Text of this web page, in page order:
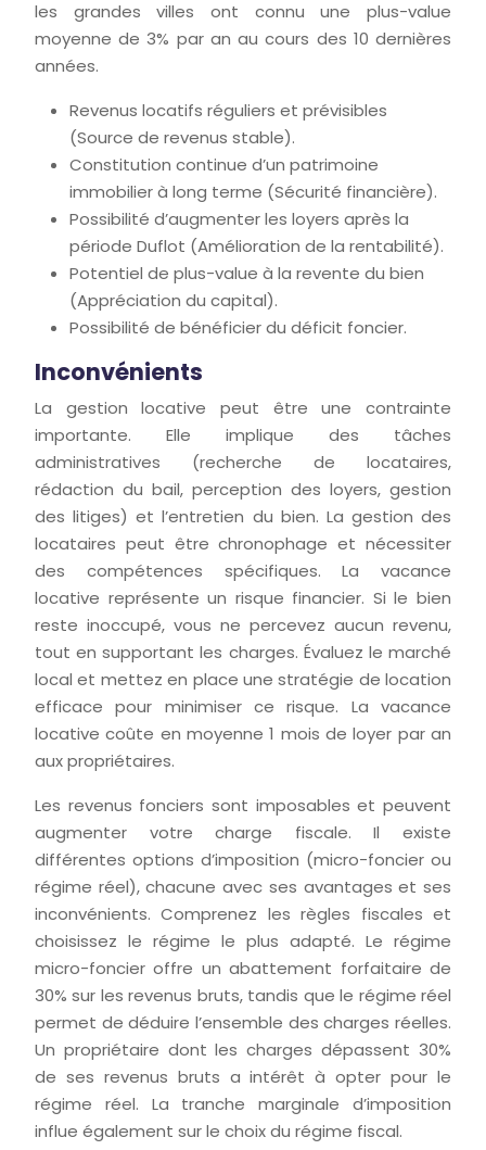
les grandes villes ont connu une plus-value
moyenne de 3% par an au cours des 10 dernières
années.
Revenus locatifs réguliers et prévisibles
(Source de revenus stable).
Constitution continue d’un patrimoine
immobilier à long terme (Sécurité financière).
Possibilité d’augmenter les loyers après la
période Duflot (Amélioration de la rentabilité).
Potentiel de plus-value à la revente du bien
(Appréciation du capital).
Possibilité de bénéficier du déficit foncier.
Inconvénients
La gestion locative peut être une contrainte
importante. Elle implique des tâches
administratives (recherche de locataires,
rédaction du bail, perception des loyers, gestion
des litiges) et l’entretien du bien. La gestion des
locataires peut être chronophage et nécessiter
des compétences spécifiques. La vacance
locative représente un risque financier. Si le bien
reste inoccupé, vous ne percevez aucun revenu,
tout en supportant les charges. Évaluez le marché
local et mettez en place une stratégie de location
efficace pour minimiser ce risque. La vacance
locative coûte en moyenne 1 mois de loyer par an
aux propriétaires.
Les revenus fonciers sont imposables et peuvent
augmenter votre charge fiscale. Il existe
différentes options d’imposition (micro-foncier ou
régime réel), chacune avec ses avantages et ses
inconvénients. Comprenez les règles fiscales et
choisissez le régime le plus adapté. Le régime
micro-foncier offre un abattement forfaitaire de
30% sur les revenus bruts, tandis que le régime réel
permet de déduire l’ensemble des charges réelles.
Un propriétaire dont les charges dépassent 30%
de ses revenus bruts a intérêt à opter pour le
régime réel. La tranche marginale d’imposition
influe également sur le choix du régime fiscal.